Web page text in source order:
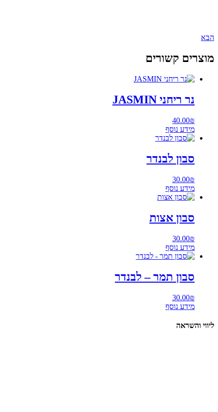
הבא
מוצרים קשורים
נר ריחני JASMIN
40.00₪
מידע נוסף
סבון לבנדר
30.00₪
מידע נוסף
סבון אצות
30.00₪
מידע נוסף
סבון תמר – לבנדר
30.00₪
מידע נוסף
ליווי והשראה